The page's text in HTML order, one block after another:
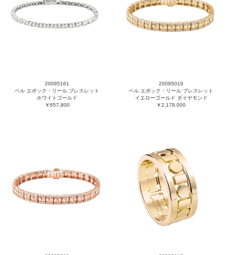
20095161
ベル エポック・リール ブレスレット
ホワイトゴールド
￥657,800
20095019
ベル エポック・リール ブレスレット
イエローゴールド ダイヤモンド
￥2,178,000